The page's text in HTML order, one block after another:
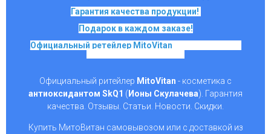
Гарантия качества продукции!
Подарок в каждом заказе!
Официальный ретейлер MitoVitan
Официальный ритейлер MitoVitan - косметика с
антиоксидантом SkQ1 ( Ионы Скулачева). Гарантия
качества. Отзывы. Статьи. Новости. Скидки.
Купить МитоВитан самовывозом или с доставкой из